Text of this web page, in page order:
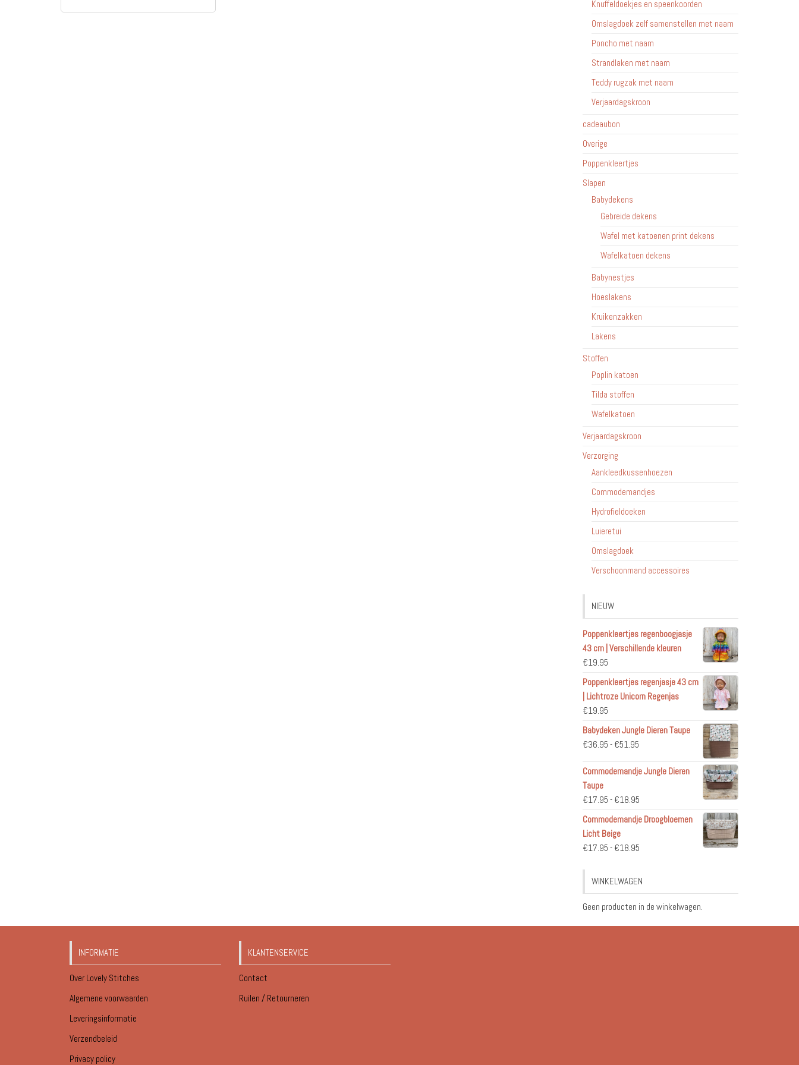
Knuffeldoekjes en speenkoorden
Omslagdoek zelf samenstellen met naam
Poncho met naam
Strandlaken met naam
Teddy rugzak met naam
Verjaardagskroon
cadeaubon
Overige
Poppenkleertjes
Slapen
Babydekens
Gebreide dekens
Wafel met katoenen print dekens
Wafelkatoen dekens
Babynestjes
Hoeslakens
Kruikenzakken
Lakens
Stoffen
Poplin katoen
Tilda stoffen
Wafelkatoen
Verjaardagskroon
Verzorging
Aankleedkussenhoezen
Commodemandjes
Hydrofieldoeken
Luieretui
Omslagdoek
Verschoonmand accessoires
NIEUW
Poppenkleertjes regenboogjasje
43 cm | Verschillende kleuren
€19.95
Poppenkleertjes regenjasje 43 cm
| Lichtroze Unicorn Regenjas
€19.95
Babydeken Jungle Dieren Taupe
€36.95 - €51.95Prijsklasse:
tot
Commodemandje Jungle Dieren
Taupe
€17.95 - €18.95Prijsklasse:
€17.95
€18.95
Commodemandje Droogbloemen
Licht Beige
€17.95 - €18.95Prijsklasse:
tot
WINKELWAGEN
Geen producten in de winkelwagen.
INFORMATIE
Over Lovely Stitches
Algemene voorwaarden
Leveringsinformatie
Verzendbeleid
Privacy policy
KLANTENSERVICE
Contact
Ruilen / Retourneren